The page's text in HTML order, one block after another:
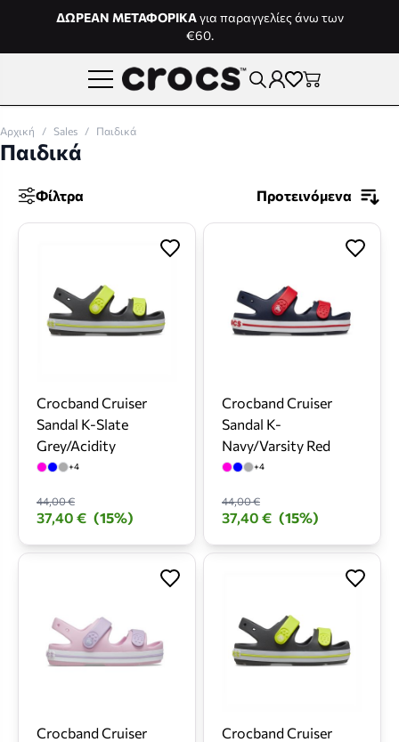
Μετάβαση στο περιεχόμενο
ΔΩΡΕΑΝ ΜΕΤΑΦΟΡΙΚΑγια παραγγελίες άνω των
€60.
Αρχική / Sales / Παιδικά
Παιδικά
Φίλτρα Προτεινόμενα
Crocband Cruiser
Sandal K-Slate
Grey/Acidity
+4
44,00 €
37,40 € (15%)
Crocband Cruiser
Sandal K-
Navy/Varsity Red
+4
44,00 €
37,40 € (15%)
Crocband Cruiser
Crocband Cruiser